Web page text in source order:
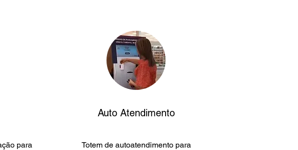
para
Auto Atendimento
Totem de autoatendimento para